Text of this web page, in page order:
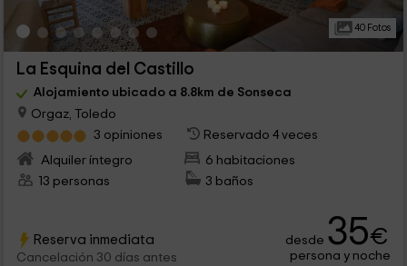
40 Fotos
La Esquina del Castillo
Alojamiento ubicado a 8.8km de Sonseca
Orgaz, Toledo
3 opiniones
Reservado 4 veces
Alquiler íntegro
6 habitaciones
13 personas
3 baños
Reserva inmediata
Cancelación 30 días antes
desde 35€
persona y noche